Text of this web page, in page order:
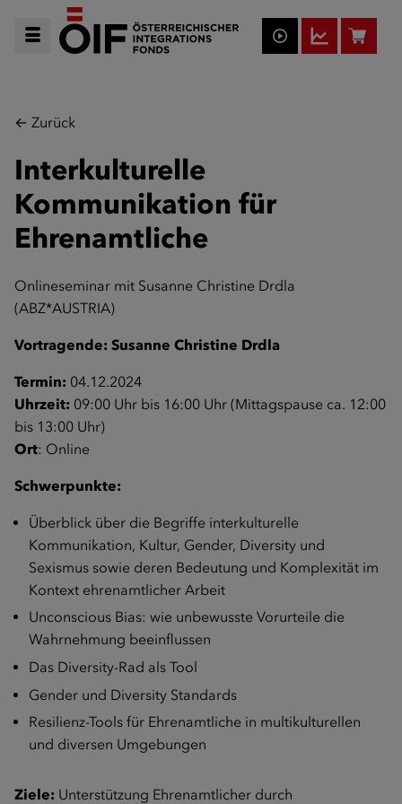
← Zurück
Interkulturelle
Kommunikation für
Ehrenamtliche
Onlineseminar mit Susanne Christine Drdla
(ABZ*AUSTRIA)
Vortragende: Susanne Christine Drdla
Termin: 04.12.2024
Uhrzeit: 09:00 Uhr bis 16:00 Uhr (Mittagspause ca. 12:00
bis 13:00 Uhr)
Ort: Online
Schwerpunkte:
Überblick über die Begriffe interkulturelle
Kommunikation, Kultur, Gender, Diversity und
Sexismus sowie deren Bedeutung und Komplexität im
Kontext ehrenamtlicher Arbeit
Unconscious Bias: wie unbewusste Vorurteile die
Wahrnehmung beeinflussen
Das Diversity-Rad als Tool
Gender und Diversity Standards
Resilienz-Tools für Ehrenamtliche in multikulturellen
und diversen Umgebungen
Ziele: Unterstützung Ehrenamtlicher durch